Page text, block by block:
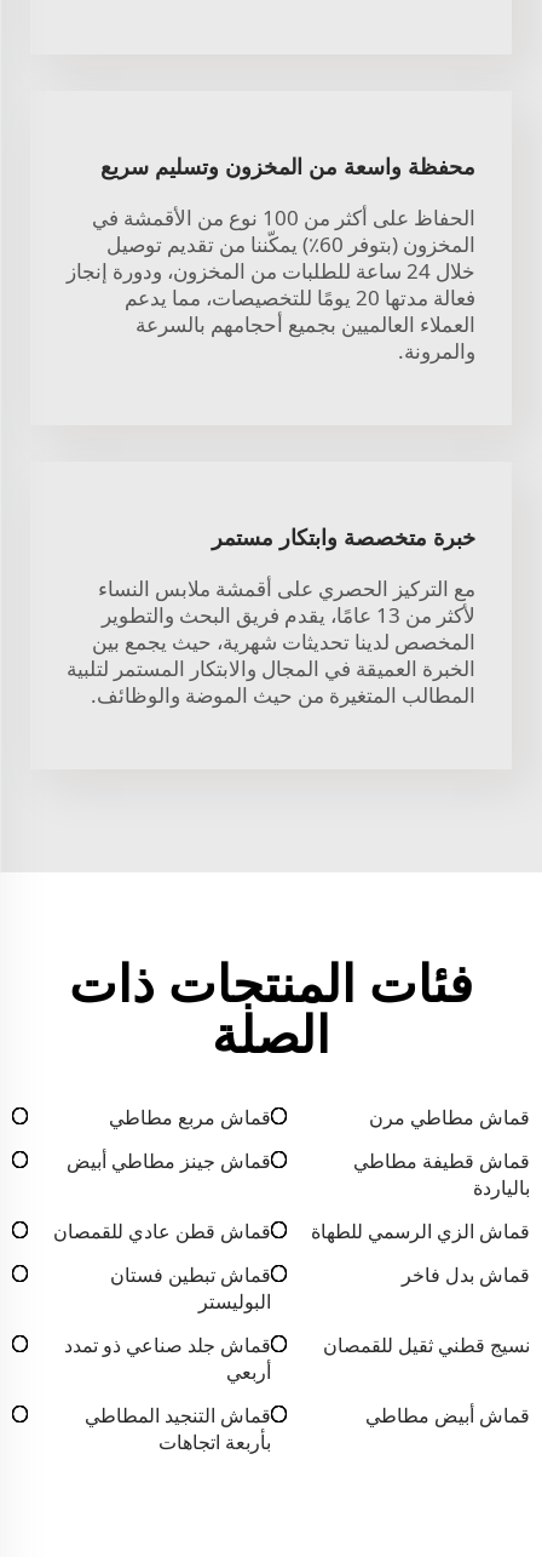
محفظة واسعة من المخزون وتسليم سريع
الحفاظ على أكثر من 100 نوع من الأقمشة في
المخزون (بتوفر 60٪) يمكّننا من تقديم توصيل
خلال 24 ساعة للطلبات من المخزون، ودورة إنجاز
فعالة مدتها 20 يومًا للتخصيصات، مما يدعم
العملاء العالميين بجميع أحجامهم بالسرعة
والمرونة.
خبرة متخصصة وابتكار مستمر
مع التركيز الحصري على أقمشة ملابس النساء
لأكثر من 13 عامًا، يقدم فريق البحث والتطوير
المخصص لدينا تحديثات شهرية، حيث يجمع بين
الخبرة العميقة في المجال والابتكار المستمر لتلبية
المطالب المتغيرة من حيث الموضة والوظائف.
فئات المنتجات ذات
الصلة
قماش مطاطي مرن
قماش مربع مطاطي
قماش قطيفة مطاطي
بالياردة
قماش جينز مطاطي أبيض
قماش الزي الرسمي للطهاة
قماش قطن عادي للقمصان
قماش بدل فاخر
قماش تبطين فستان
البوليستر
نسيج قطني ثقيل للقمصان
قماش جلد صناعي ذو تمدد
أربعي
قماش أبيض مطاطي
قماش التنجيد المطاطي
بأربعة اتجاهات